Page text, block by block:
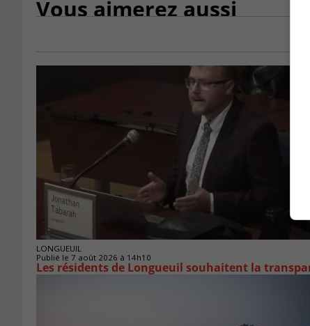
Vous aimerez aussi
LONGUEUIL
Publié le 7 août 2026 à 14h10
Les résidents de Longueuil souhaitent la